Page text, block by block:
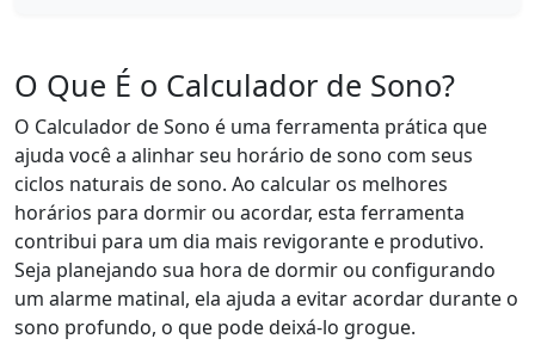
O Que É o Calculador de Sono?
O Calculador de Sono é uma ferramenta prática que
ajuda você a alinhar seu horário de sono com seus
ciclos naturais de sono. Ao calcular os melhores
horários para dormir ou acordar, esta ferramenta
contribui para um dia mais revigorante e produtivo.
Seja planejando sua hora de dormir ou configurando
um alarme matinal, ela ajuda a evitar acordar durante o
sono profundo, o que pode deixá-lo grogue.